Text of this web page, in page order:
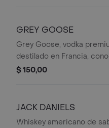
GREY GOOSE
Grey Goose, vodka
destilado en Francia,
suavidad y pureza en cada
$ 150,00
JACK DANIELS
Whiskey americano de